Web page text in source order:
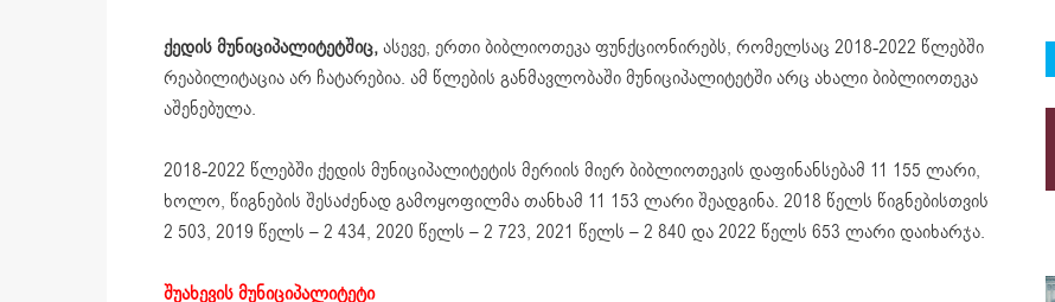
ქედის მუნიციპალიტეტშიც,ასევე, ერთი ბიბლიოთეკა ფუნქციონირებს, რომელსაც 2018-2022 წლებში
რეაბილიტაცია არ ჩატარებია. ამ წლების განმავლობაში მუნიციპალიტეტში არც ახალი ბიბლიოთეკა
აშენებულა.
2018-2022 წლებში ქედის მუნიციპალიტეტის მერიის მიერ ბიბლიოთეკის დაფინანსებამ 11 155 ლარი,
ხოლო, წიგნების შესაძენად გამოყოფილმა თანხამ 11 153 ლარი შეადგინა. 2018 წელს წიგნებისთვის
2 503, 2019 წელს – 2 434, 2020 წელს – 2 723, 2021 წელს – 2 840 და 2022 წელს 653 ლარი დაიხარჯა.
შუახევის მუნიციპალიტეტი